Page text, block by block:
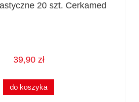
20 szt. Cerkamed
39,90 zł
do koszyka